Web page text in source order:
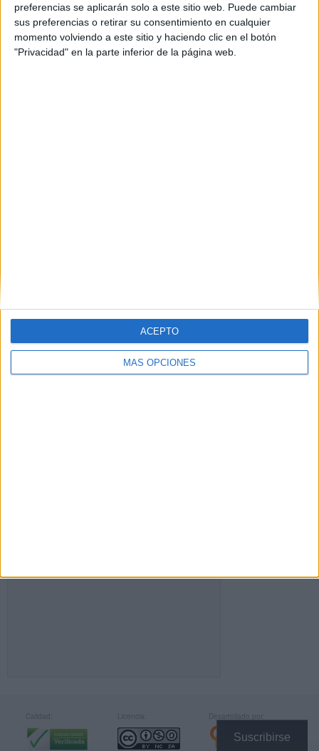
preferencias se aplicarán solo a este sitio web. Puede cambiar
sus preferencias o retirar su consentimiento en cualquier
momento volviendo a este sitio y haciendo clic en el botón
"Privacidad" en la parte inferior de la página web.
MÁS OPCIONES
ACEPTO
Suscribirse
Buscar